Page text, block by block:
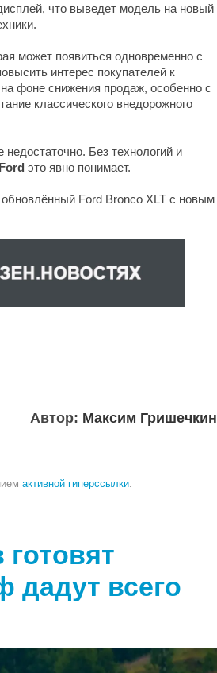
что выведет модель на новый
может появиться одновременно с
интерес покупателей к
фоне снижения продаж, особенно с
классического внедорожного
Без технологий и
Ford это явно понимает.
Ford Bronco XLT с новым
Автор: Максим Гришечкин
активной гиперссылки.
дадут всего